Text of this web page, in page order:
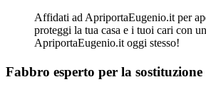
Affidati ad ApriportaEugenio.it per
proteggi la tua casa e i tuoi cari con
ApriportaEugenio.it oggi stesso!
Fabbro esperto per la